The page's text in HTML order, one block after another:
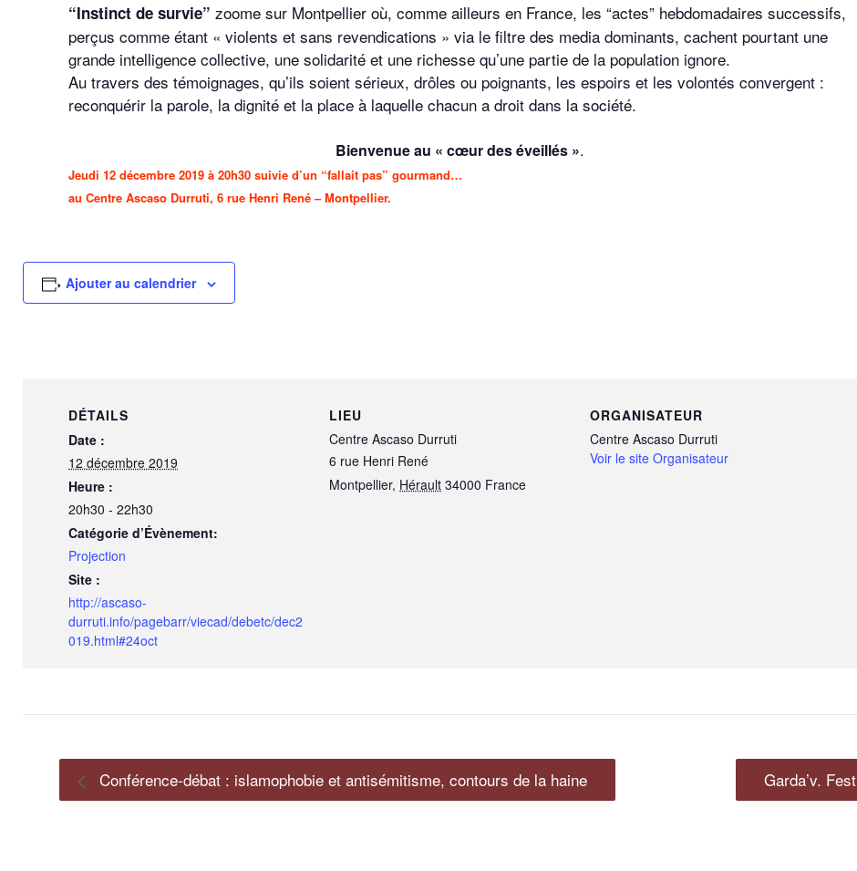
“Instinct de survie” zoome sur Montpellier où, comme ailleurs en France, les “actes” hebdomadaires successifs,
perçus comme étant « violents et sans revendications » via le filtre des media dominants, cachent pourtant une
grande intelligence collective, une solidarité et une richesse qu’une partie de la population ignore.
Au travers des témoignages, qu’ils soient sérieux, drôles ou poignants, les espoirs et les volontés convergent :
reconquérir la parole, la dignité et la place à laquelle chacun a droit dans la société.
Bienvenue au « cœur des éveillés ».
Jeudi 12 décembre 2019 à 20h30 suivie d’un “fallait pas” gourmand…
au Centre Ascaso Durruti, 6 rue Henri René – Montpellier.
Ajouter au calendrier
DÉTAILS
Date :
12 décembre 2019
Heure :
20h30 - 22h30
Catégorie d’Évènement:
Projection
Site :
http://ascaso-
durruti.info/pagebarr/viecad/debetc/dec2
019.html#24oct
LIEU
Centre Ascaso Durruti
6 rue Henri René
Montpellier, Hérault 34000 France
ORGANISATEUR
Centre Ascaso Durruti
Voir le site Organisateur
Conférence-débat : islamophobie et antisémitisme, contours de la haine Garda’v. Fest